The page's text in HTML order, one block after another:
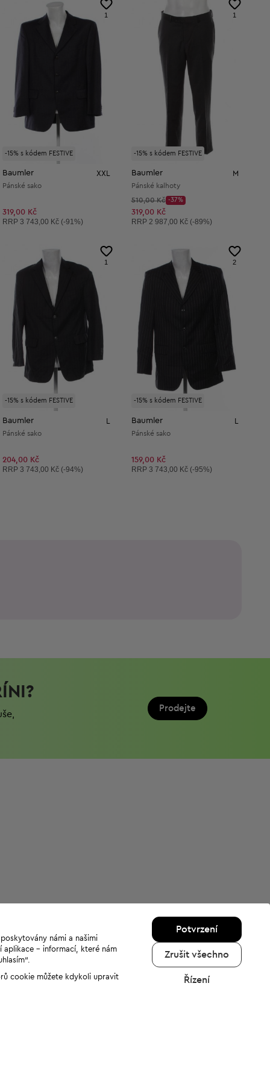
-15% s kódem FESTIVE
1
Baumler XXL
Pánské sako
319,00 Kč
Doporučená cena:
RRP3 743,00 Kč (-91%)
-15% s kódem FESTIVE
1
Baumler M
Pánské kalhoty
Původní cena:
510,00 Kč
Discount Price:
-37%
Snížená cena:
319,00 Kč
Doporučená cena:
RRP 2 987,00 Kč (-89%)
-15% s kódem FESTIVE
1
Baumler L
Pánské sako
204,00 Kč
Doporučená cena:
RRP3 743,00 Kč (-94%)
-15% s kódem FESTIVE
2
Baumler L
Pánské sako
159,00 Kč
Doporučená cena:
RRP 3 743,00 Kč (-95%)
Prodejte
námi a našimi
aplikace - informací, které nám
cookie můžete kdykoli upravit
Potvrzení
Zrušit všechno
Řízení